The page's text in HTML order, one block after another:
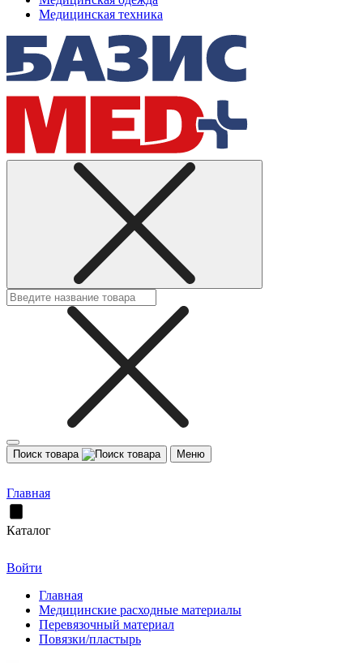
Медицинская техника
Поиск товара Меню
Главная
Каталог
Войти
Главная
Медицинские расходные материалы
Перевязочный материал
Повязки/пластырь